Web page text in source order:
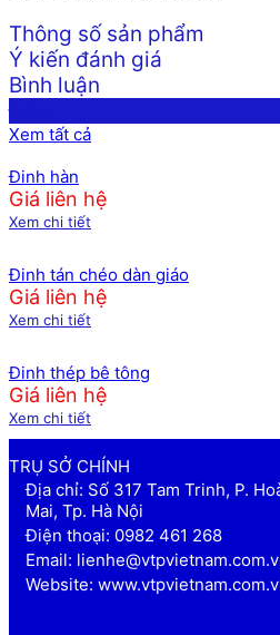
Thông số sản phẩm
Ý kiến đánh giá
Bình luận
Xem tất cả
Đinh hàn
Giá liên hệ
Xem chi tiết
Đinh tán chéo dàn giáo
Giá liên hệ
Xem chi tiết
Đinh thép bê tông
Giá liên hệ
Xem chi tiết
TRỤ SỞ CHÍNH
Địa chỉ: Số 317 Tam Trinh, P.
Mai, Tp. Hà Nội
Điện thoại: 0982 461 268
Email:
Website: